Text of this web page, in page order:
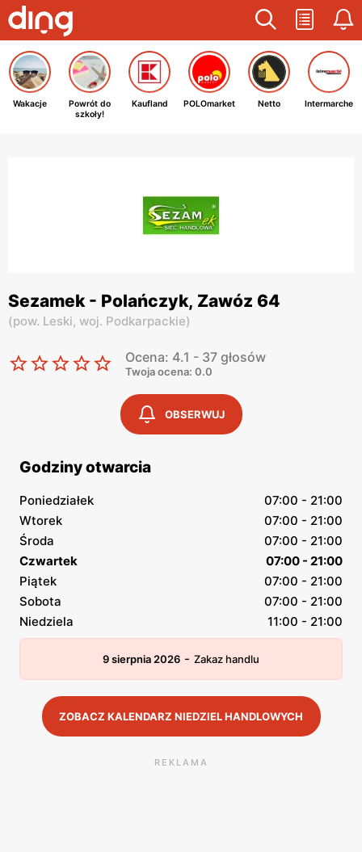
Wakacje
Powrót do
szkoły!
Kaufland POLOmarket Netto Intermarche
Sezamek - Polańczyk, Zawóz 64
(pow. Leski, woj. Podkarpackie)
Ocena: 4.1 - 37 głosów
Twoja ocena: 0.0
OBSERWUJ
Godziny otwarcia
Poniedziałek
07:00 - 21:00
Wtorek
07:00 - 21:00
Środa
07:00 - 21:00
Czwartek
07:00 - 21:00
Piątek
07:00 - 21:00
Sobota
07:00 - 21:00
Niedziela
11:00 - 21:00
9 sierpnia 2026 - Zakaz handlu
ZOBACZ KALENDARZ NIEDZIEL HANDLOWYCH
REKLAMA